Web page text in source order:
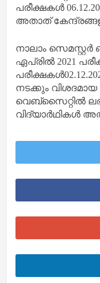
പരീക്ഷകൾ
അതാത്
നാലാം സെമസ്റ്റർ
ഏപ്രിൽ 2021
നടക്കും വിശദമായ
വെബ്സൈറ്റിൽ
വിദ്യാർഥികൾ